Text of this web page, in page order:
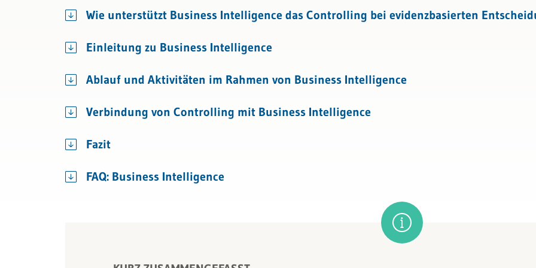
Bau & ImmobilienRechnungslegung und Berichterstattung
Rechnungswesen
Steuern
Unternehmenssteuerung
Kennzahlen und Kennzahlensysteme
KI und Digitalisierung
Wie unterstützt Business Intelligence das Controlling bei evidenzbasierten
Einleitung zu Business Intelligence
Ablauf und Aktivitäten im Rahmen von Business Intelligence
Verbindung von Controlling mit Business Intelligence
Fazit
FAQ: Business Intelligence